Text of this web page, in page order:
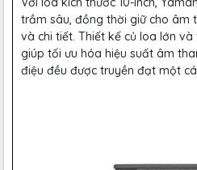
trầm sâu, đồng thời giữ cho âm
và chi tiết. Thiết kế củ loa lớn
giúp tối ưu hóa hiệu suất âm
điệu đều được truyền đạt một